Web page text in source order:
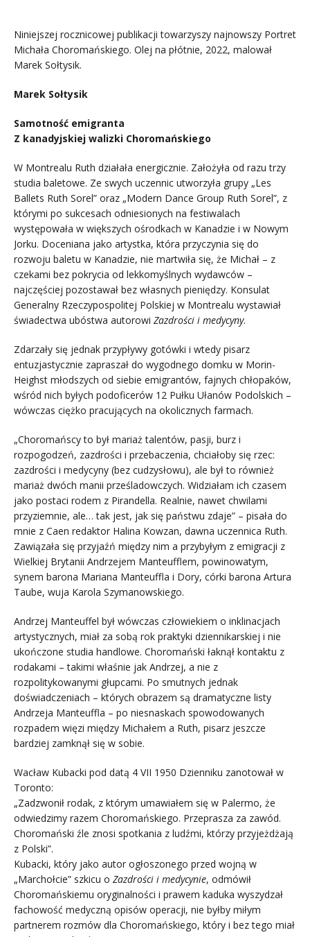
Niniejszej rocznicowej publikacji towarzyszy najnowszy Portret
Michała Choromańskiego. Olej na płótnie, 2022, malował
Marek Sołtysik.
Marek Sołtysik
Samotność emigranta
Z kanadyjskiej walizki Choromańskiego
W Montrealu Ruth działała energicznie. Założyła od razu trzy
studia baletowe. Ze swych uczennic utworzyła grupy „Les
Ballets Ruth Sorel” oraz „Modern Dance Group Ruth Sorel”, z
którymi po sukcesach odniesionych na festiwalach
występowała w większych ośrodkach w Kanadzie i w Nowym
Jorku. Doceniana jako artystka, która przyczynia się do
rozwoju baletu w Kanadzie, nie martwiła się, że Michał – z
czekami bez pokrycia od lekkomyślnych wydawców –
najczęściej pozostawał bez własnych pieniędzy. Konsulat
Generalny Rzeczypospolitej Polskiej w Montrealu wystawiał
świadectwa ubóstwa autorowi Zazdrości i medycyny.
Zdarzały się jednak przypływy gotówki i wtedy pisarz
entuzjastycznie zapraszał do wygodnego domku w Morin-
Heighst młodszych od siebie emigrantów, fajnych chłopaków,
wśród nich byłych podoficerów 12 Pułku Ułanów Podolskich –
wówczas ciężko pracujących na okolicznych farmach.
„Choromańscy to był mariaż talentów, pasji, burz i
rozpogodzeń, zazdrości i przebaczenia, chciałoby się rzec:
zazdrości i medycyny (bez cudzysłowu), ale był to również
mariaż dwóch manii prześladowczych. Widziałam ich czasem
jako postaci rodem z Pirandella. Realnie, nawet chwilami
przyziemnie, ale… tak jest, jak się państwu zdaje” – pisała do
mnie z Caen redaktor Halina Kowzan, dawna uczennica Ruth.
Zawiązała się przyjaźń między nim a przybyłym z emigracji z
Wielkiej Brytanii Andrzejem Manteufflem, powinowatym,
synem barona Mariana Manteuffla i Dory, córki barona Artura
Taube, wuja Karola Szymanowskiego.
Andrzej Manteuffel był wówczas człowiekiem o inklinacjach
artystycznych, miał za sobą rok praktyki dziennikarskiej i nie
ukończone studia handlowe. Choromański łaknął kontaktu z
rodakami – takimi właśnie jak Andrzej, a nie z
rozpolitykowanymi głupcami. Po smutnych jednak
doświadczeniach – których obrazem są dramatyczne listy
Andrzeja Manteuffla – po niesnaskach spowodowanych
rozpadem więzi między Michałem a Ruth, pisarz jeszcze
bardziej zamknął się w sobie.
Wacław Kubacki pod datą 4 VII 1950 Dzienniku zanotował w
Toronto:
„Zadzwonił rodak, z którym umawiałem się w Palermo, że
odwiedzimy razem Choromańskiego. Przeprasza za zawód.
Choromański źle znosi spotkania z ludźmi, którzy przyjeżdżają
z Polski”.
Kubacki, który jako autor ogłoszonego przed wojną w
„Marchołcie” szkicu o Zazdrości i medycynie, odmówił
Choromańskiemu oryginalności i prawem kaduka wyszydzał
fachowość medyczną opisów operacji, nie byłby miłym
partnerem rozmów dla Choromańskiego, który i bez tego miał